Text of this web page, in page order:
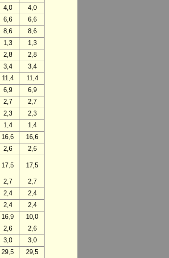
4,0
4,0
6,6
6,6
8,6
8,6
1,3
1,3
2,8
2,8
3,4
3,4
11,4
11,4
6,9
6,9
2,7
2,7
2,3
2,3
1,4
1,4
16,6
16,6
2,6
2,6
17,5 17,5
2,7
2,7
2,4
2,4
2,4
2,4
16,9
10,0
2,6
2,6
3,0
3,0
29,5
29,5